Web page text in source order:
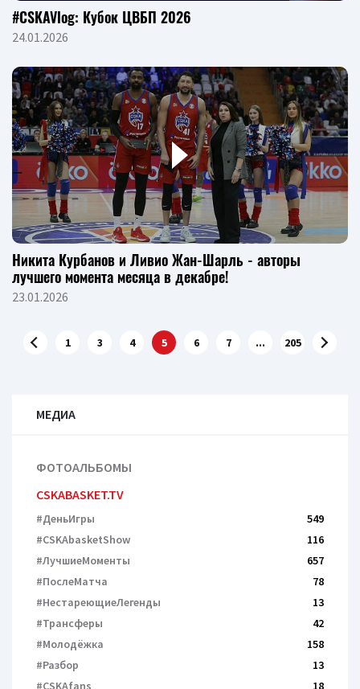
#CSKAVlog: Кубок ЦВБП 2026
24.01.2026
Никита Курбанов и Ливио Жан-Шарль - авторы
лучшего момента месяца в декабре!
23.01.2026
1 3 4 5 6 7 ... 205
МЕДИА
ФОТОАЛЬБОМЫ
CSKABASKET.TV
#ДеньИгры
549
#CSKAbasketShow
116
#ЛучшиеМоменты
657
#ПослеМатча
78
#НестареющиеЛегенды
13
#Трансферы
42
#Молодёжка
158
#Разбор
13
#CSKAfans
18